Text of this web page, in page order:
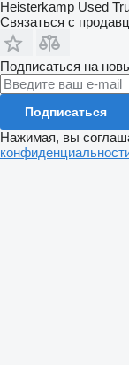
Heisterkamp Used
Связаться с
Подписаться на
Подписаться
Нажимая, вы